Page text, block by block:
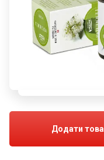
Додати